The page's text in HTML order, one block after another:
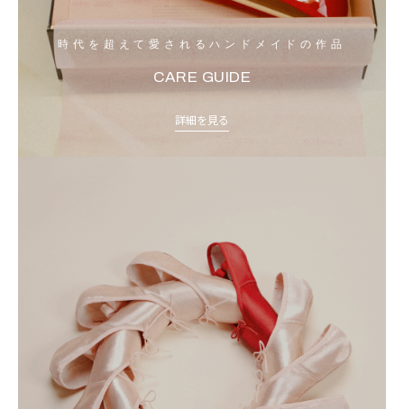
時代を超えて愛されるハンドメイドの作品
CARE GUIDE
詳細を見る